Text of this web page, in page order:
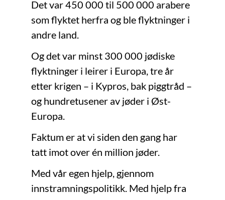
Det var 450 000 til 500 000 arabere
som flyktet herfra og ble flyktninger i
andre land.
Og det var minst 300 000 jødiske
flyktninger i leirer i Europa, tre år
etter krigen – i Kypros, bak piggtråd –
og hundretusener av jøder i Øst-
Europa.
Faktum er at vi siden den gang har
tatt imot over én million jøder.
Med vår egen hjelp, gjennom
innstramningspolitikk. Med hjelp fra